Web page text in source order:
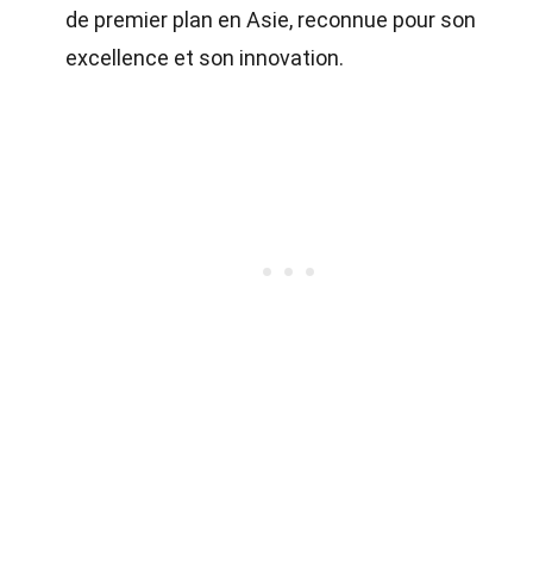
de premier plan en Asie, reconnue pour son
excellence et son innovation.